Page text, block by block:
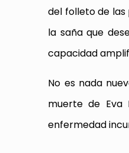
del folleto de las
la saña que
capacidad
No es nada
muerte de Eva
enfermedad